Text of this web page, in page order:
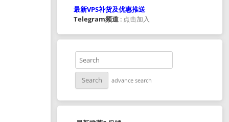
最新VPS补货及优惠推送
Telegram频道 : 点击加入
advance search